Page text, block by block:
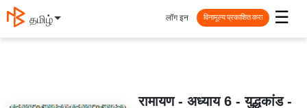
தமிழ் ☰
लॉग इन विनामूल्य प्रकाशित करा
रामायण - अध्याय 6 - युद्धकांड -